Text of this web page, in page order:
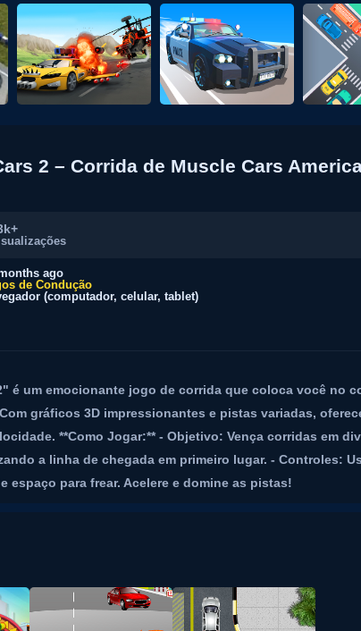
2 – Corrida de Muscle Cars
ago
de Condução
(computador, celular, tablet)
é um emocionante jogo de corrida que coloca você no
gráficos 3D impressionantes e pistas variadas,
**Como Jogar:** - Objetivo: Vença corridas em
a linha de chegada em primeiro lugar. - Controles:
espaço para frear. Acelere e domine as pistas!